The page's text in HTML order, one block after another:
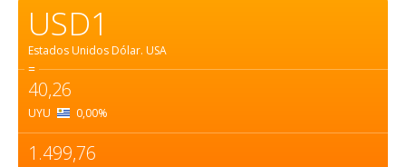
USD1
Estados Unidos Dólar. USA
=
40,26
UYU 0,00%
1.499,76